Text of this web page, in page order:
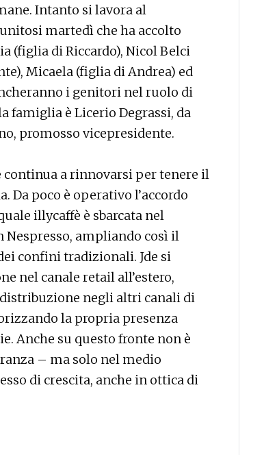
Intanto si lavora al
martedì che ha accolto
(figlia di Riccardo), Nicol Belci
Micaela (figlia di Andrea) ed
i genitori nel ruolo di
famiglia è Licerio Degrassi, da
promosso vicepresidente.
a rinnovarsi per tenere il
Da poco è operativo l’accordo
illycaffè è sbarcata nel
ampliando così il
confini tradizionali. Jde si
nel canale retail all’estero,
negli altri canali di
la propria presenza
Anche su questo fronte non è
– ma solo nel medio
di crescita, anche in ottica di